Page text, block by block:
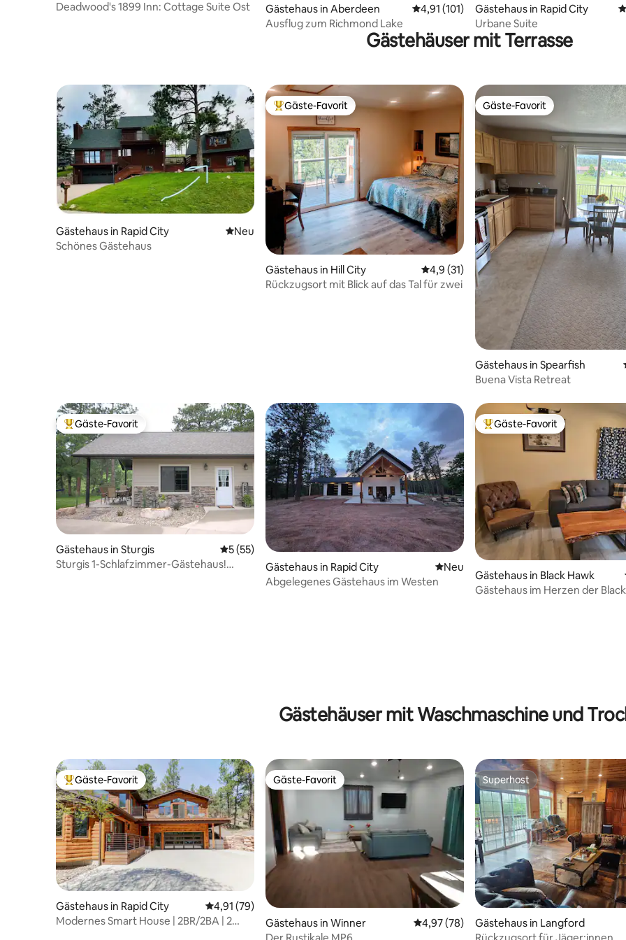
Deadwood's 1899 Inn: Cottage Suite Ost
Gästehaus in Aberdeen Durchschnittliche Bewertung: 4,91 von 5,
4,91 (101)
Ausflug zum Richmond Lake
Gästehaus in Rapid City
Urbane Suite
Gästehäuser mit Terrasse
Gästehaus in Rapid City Neue Unterkunft
Neu
Schönes Gästehaus
Beliebter Gäste-Favorit.
Gäste-Favorit
Gästehaus in Hill City Durchschnittliche Bewertung: 4,9 von 5,
4,9 (31)
Rückzugsort mit Blick auf das Tal für zwei
Gäste-Favorit
Gäste-Favorit
Gästehaus in Spearfish
Buena Vista Retreat
Beliebter Gäste-Favorit.
Gäste-Favorit
Gästehaus in Sturgis Durchschnittliche Bewertung: 5 von 5, 55 Bewertungen
5 (55)
Sturgis 1-Schlafzimmer-Gästehaus!
Gästehaus in Rapid City Neue Unterkunft
Neu
Abgelegenes Gästehaus im Westen
Beliebter Gäste-Favorit.
Gäste-Favorit
Gästehaus in Black Hawk
Gästehaus im Herzen der
Gästehäuser mit Waschmaschine und
Beliebter Gäste-Favorit.
Gäste-Favorit
Gästehaus in Rapid City Durchschnittliche Bewertung: 4,91 von 5, 79 Bewertungen
4,91 (79)
Modernes Smart House | 2BR/2BA | 2
Gäste-Favorit
Gäste-Favorit
Gästehaus in Winner Durchschnittliche Bewertung: 4,97 von 5,
4,97 (78)
Superhost
Superhost
Gästehaus in Langford